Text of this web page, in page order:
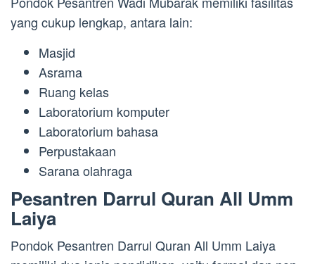
yang cukup lengkap, antara lain:
Masjid
Asrama
Ruang kelas
Laboratorium komputer
Laboratorium bahasa
Perpustakaan
Sarana olahraga
Pesantren Darrul Quran All Umm
Laiya
Pondok Pesantren Darrul Quran All Umm Laiya